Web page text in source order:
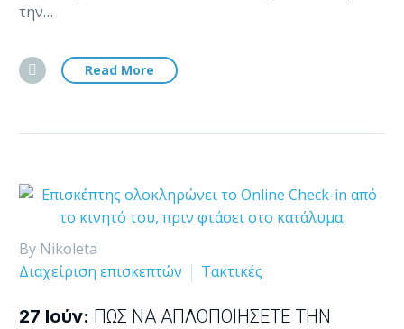
την…
Read More
By Nikoleta
Διαχείριση επισκεπτών
Τακτικές
27 Ιούν: ΠΏΣ ΝΑ ΑΠΛΟΠΟΙΉΣΕΤΕ ΤΗΝ